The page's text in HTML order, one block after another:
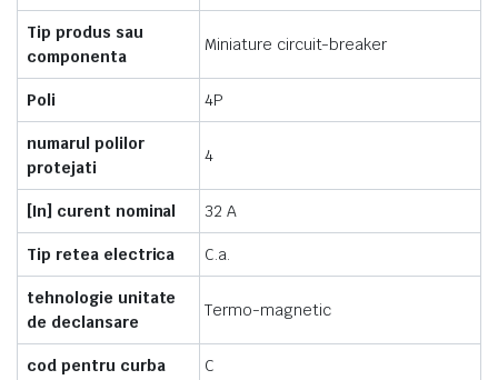
Tip produs sau
componenta
Miniature circuit-breaker
Poli 4P
numarul polilor
protejati
4
[In] curent nominal 32 A
Tip retea electrica C.a.
tehnologie unitate
de declansare
Termo-magnetic
cod pentru curba C